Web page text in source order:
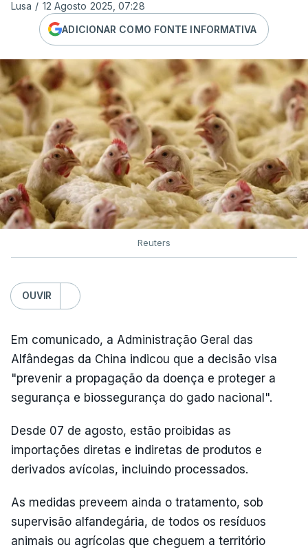
Lusa / 12 Agosto 2025, 07:28
ADICIONAR COMO FONTE INFORMATIVA
Reuters
OUVIR
Em comunicado, a Administração Geral das
Alfândegas da China indicou que a decisão visa
"prevenir a propagação da doença e proteger a
segurança e biossegurança do gado nacional".
Desde 07 de agosto, estão proibidas as
importações diretas e indiretas de produtos e
derivados avícolas, incluindo processados.
As medidas preveem ainda o tratamento, sob
supervisão alfandegária, de todos os resíduos
animais ou agrícolas que cheguem a território